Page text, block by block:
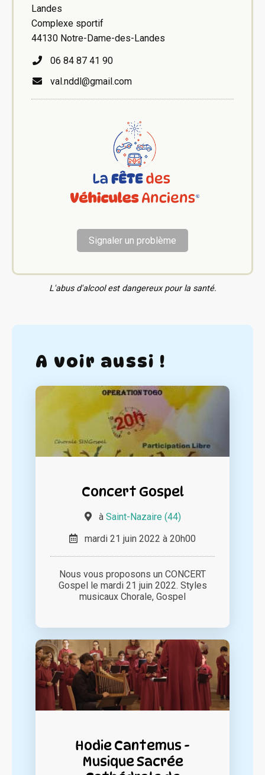
Landes
Complexe sportif
44130 Notre-Dame-des-Landes
06 84 87 41 90
val.nddl@gmail.com
Signaler un problème
L'abus d'alcool est dangereux pour la santé.
A voir aussi !
Concert Gospel
à Saint-Nazaire (44)
mardi 21 juin 2022 à 20h00
Nous vous proposons un CONCERT
Gospel le mardi 21 juin 2022. Styles
musicaux Chorale, Gospel
Hodie Cantemus -
Musique Sacrée